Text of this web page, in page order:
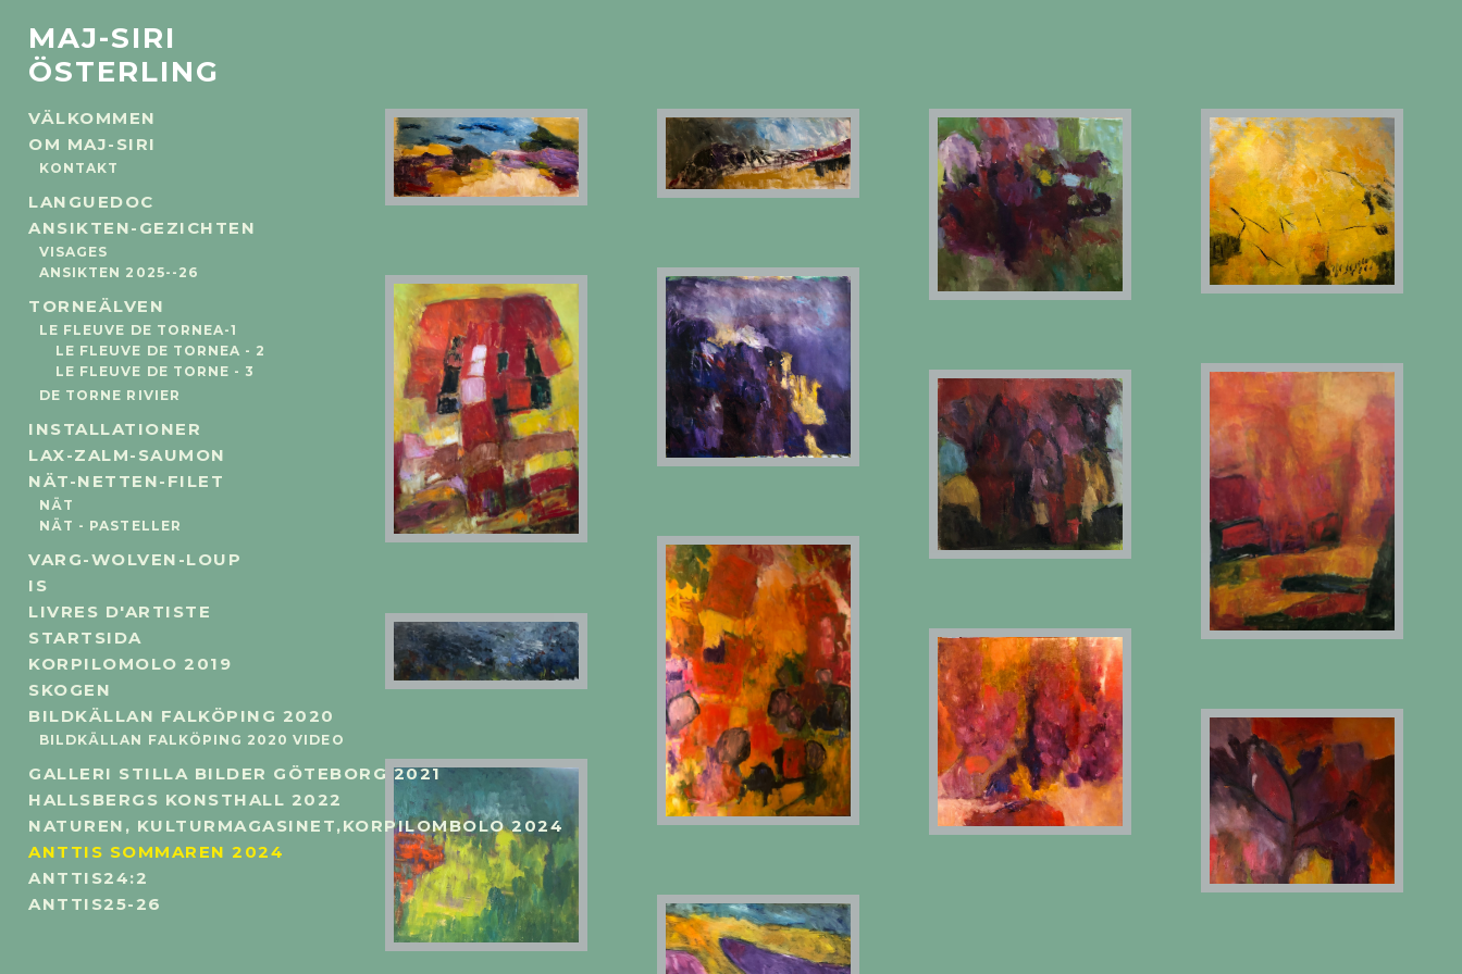
MAJ-SIRI
ÖSTERLING
VÄLKOMMEN
OM MAJ-SIRI
KONTAKT
LANGUEDOC
ANSIKTEN-GEZICHTEN
VISAGES
ANSIKTEN 2025--26
TORNEÄLVEN
LE FLEUVE DE TORNEA-1
LE FLEUVE DE TORNEA - 2
LE FLEUVE DE TORNE - 3
DE TORNE RIVIER
INSTALLATIONER
LAX-ZALM-SAUMON
NÄT-NETTEN-FILET
NÄT
NÄT - PASTELLER
VARG-WOLVEN-LOUP
IS
LIVRES D'ARTISTE
STARTSIDA
KORPILOMOLO 2019
SKOGEN
BILDKÄLLAN FALKÖPING 2020
BILDKÄLLAN FALKÖPING 2020 VIDEO
GALLERI STILLA BILDER GÖTEBORG 2021
HALLSBERGS KONSTHALL 2022
NATUREN, KULTURMAGASINET,KORPILOMBOLO 2024
ANTTIS SOMMAREN 2024
ANTTIS24:2
ANTTIS25-26
30X65 CM 30X65 CM
60X65 60X65 CM
60X65 CM
130X97 CM
130X97 CM
60X65 CM
130X97 CM
36X120 CM
60X65 CM